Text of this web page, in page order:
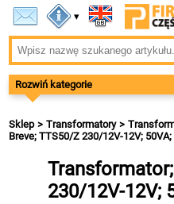
▾
Rozwiń kategorie
Sklep Transformatory
Breve; TTS50/Z 230/12V-12V; 50VA;
230/12V-12V;